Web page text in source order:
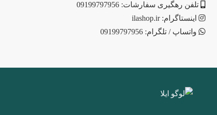
تلفن رهگیری سفارشات: 09199797956
اینستاگرام: ilashop.ir
واتساپ / تلگرام: 09199797956